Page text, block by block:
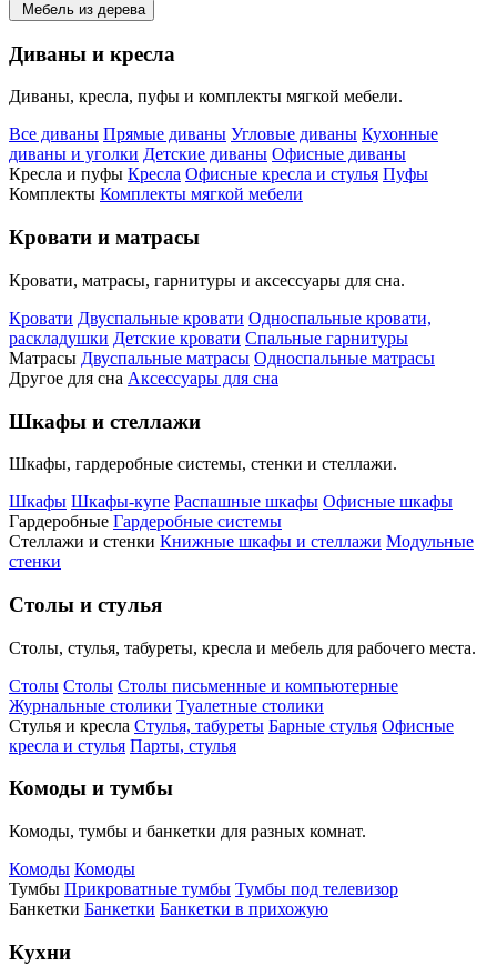
Мебель из дерева
Диваны и кресла
Диваны, кресла, пуфы и комплекты мягкой мебели.
Все диваны Прямые диваны Угловые диваны Кухонные
диваны и уголки Детские диваны Офисные диваны
Кресла и пуфы Кресла Офисные кресла и стулья Пуфы
Комплекты Комплекты мягкой мебели
Кровати и матрасы
Кровати, матрасы, гарнитуры и аксессуары для сна.
Кровати Двуспальные кровати Односпальные кровати,
раскладушки Детские кровати Спальные гарнитуры
Матрасы Двуспальные матрасы Односпальные матрасы
Другое для сна Аксессуары для сна
Шкафы и стеллажи
Шкафы, гардеробные системы, стенки и стеллажи.
Шкафы Шкафы-купе Распашные шкафы Офисные шкафы
Гардеробные Гардеробные системы
Стеллажи и стенки Книжные шкафы и стеллажи Модульные
стенки
Столы и стулья
Столы, стулья, табуреты, кресла и мебель для рабочего места.
Столы Столы Столы письменные и компьютерные
Журнальные столики Туалетные столики
Стулья и кресла Стулья, табуреты Барные стулья Офисные
кресла и стулья Парты, стулья
Комоды и тумбы
Комоды, тумбы и банкетки для разных комнат.
Комоды Комоды
Тумбы Прикроватные тумбы Тумбы под телевизор
Банкетки Банкетки Банкетки в прихожую
Кухни